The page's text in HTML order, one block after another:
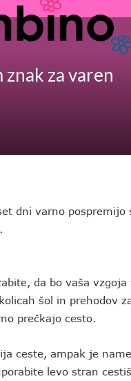
za varen
dni varno pospremijo
da bo vaša
šol in prehodov
prečkajo cesto.
ceste, ampak je
levo stran